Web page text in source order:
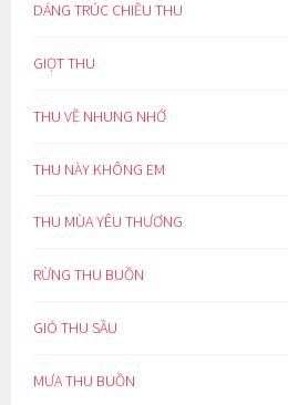
DÁNG TRÚC CHIỀU THU
GIỌT THU
THU VỀ NHUNG NHỚ
THU NÀY KHÔNG EM
THU MÙA YÊU THƯƠNG
RỪNG THU BUỒN
GIÓ THU SẦU
MƯA THU BUỒN